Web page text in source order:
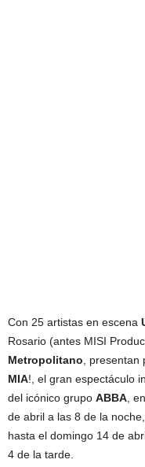
Con 25 artistas en escena
Rosario (antes MISI
Metropolitano ,
MIA!, el gran espectáculo
del icónico grupo ABBA ,
de abril a las 8 de la
hasta el domingo 14 de
4 de la tarde.